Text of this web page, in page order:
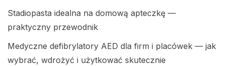
Stadiopasta idealna na domową apteczkę —
praktyczny przewodnik
Medyczne defibrylatory AED dla firm i placówek — jak
wybrać, wdrożyć i użytkować skutecznie